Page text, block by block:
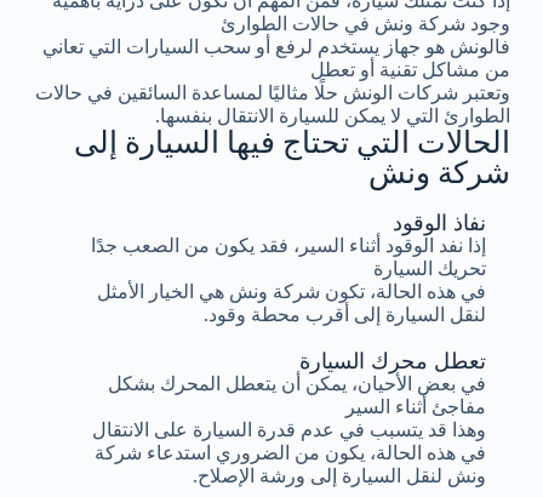
وجود شركة ونش في حالات الطوارئ
فالونش هو جهاز يستخدم لرفع أو سحب السيارات التي تعاني
من مشاكل تقنية أو تعطل
وتعتبر شركات الونش حلًا مثاليًا لمساعدة السائقين في حالات
الطوارئ التي لا يمكن للسيارة الانتقال بنفسها.
الحالات التي تحتاج فيها السيارة إلى
شركة ونش
تعطل محرك السيارة
في بعض الأحيان، يمكن أن يتعطل المحرك بشكل
مفاجئ أثناء السير
وهذا قد يتسبب في عدم قدرة السيارة على الانتقال
في هذه الحالة، يكون من الضروري استدعاء شركة
ونش لنقل السيارة إلى ورشة الإصلاح.
نفاذ الوقود
إذا نفد الوقود أثناء السير، فقد يكون من الصعب جدًا
تحريك السيارة
في هذه الحالة، تكون شركة ونش هي الخيار الأمثل
لنقل السيارة إلى أقرب محطة وقود.